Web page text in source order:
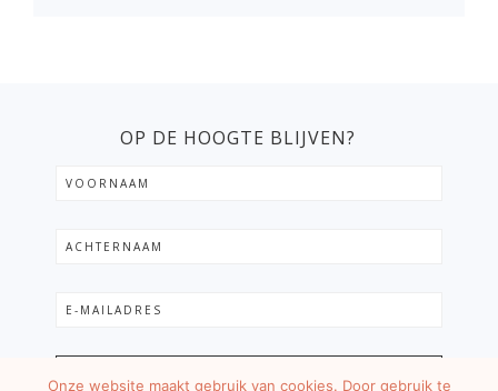
OP DE HOOGTE BLIJVEN?
Onze website maakt gebruik van cookies. Door gebruik te